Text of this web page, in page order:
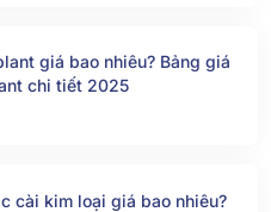
giá bao nhiêu? Bảng giá
chi tiết 2025
cài kim loại giá bao nhiêu?